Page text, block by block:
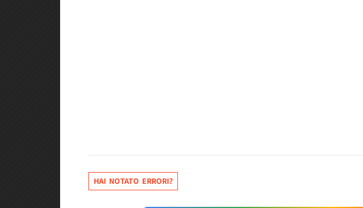
HAI NOTATO ERRORI?